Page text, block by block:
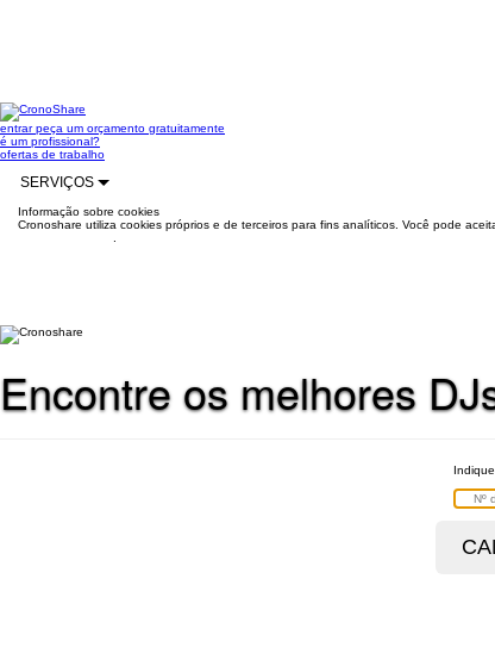
entrarpeça um orçamento gratuitamente
é um profissional?
ofertas de trabalho
SERVIÇOS
Informação sobre cookies
Cronoshare utiliza cookies próprios e de terceiros para fins analíticos. Você pode
Encontre os melhores